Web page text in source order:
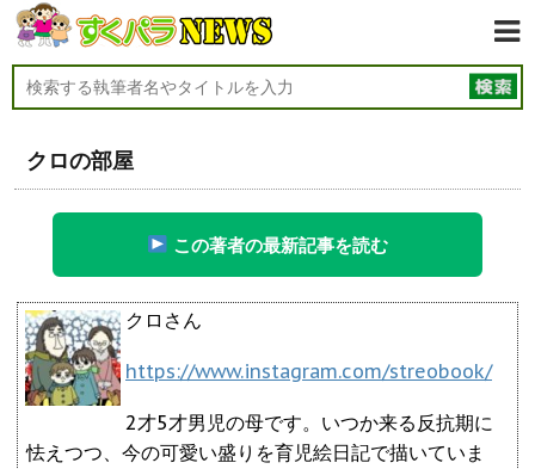
クロの部屋
この著者の最新記事を読む
クロさん
https://www.instagram.com/streobook/
2才5才男児の母です。いつか来る反抗期に
怯えつつ、今の可愛い盛りを育児絵日記で描いていま